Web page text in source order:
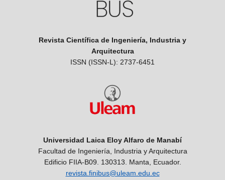
Revista Científica de Ingeniería, Industria y
Arquitectura
ISSN (ISSN-L): 2737-6451
Universidad Laica Eloy Alfaro de Manabí
Facultad de Ingeniería, Industria y Arquitectura
Edificio FIIA-B09. 130313. Manta, Ecuador.
revista.finibus@uleam.edu.ec